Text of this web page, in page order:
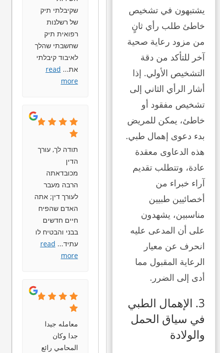
يشتبهون في تشخيص
خاطئ طلب رأي ثانٍ
من مزود رعاية صحية
آخر للتأكد من دقة
التشخيص الأولي. إذا
أشار الرأي الثاني إلى
تشخيص مفقود أو
خاطئ، يمكن للمريض
بدء دعوى إهمال طبي.
هذه الدعاوى معقدة
عادة، وتتطلب تقديم
آراء خبراء من
أخصائيين طبيين
مناسبين، يشهدون
على أن المدعى عليه
انحرف عن معيار
الرعاية المقبول مما
أدى إلى الضرر.
3. الإهمال الطبي
في سياق الحمل
والولادة
שקיבלתי תיק
של רשלנות
רפואית תיק
שחשבתי שהלך
לאיבוד קיבלתי
את...
read
more
תודה לך, עורך
הדין
מכובדאתה
הרבה מעבר
לעורך דין; אתה
האדם שהפיח
חיים חדשים
בבני והבטיח לו
עתיד...
read
more
معامله جيدا
جدا وكان
المحامي رائع